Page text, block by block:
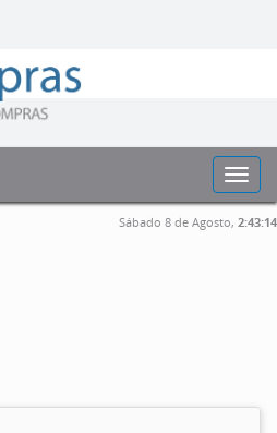
Sábado 8 de Agosto, 2:43:15